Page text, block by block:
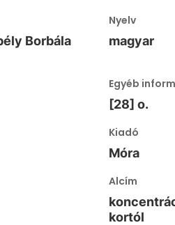
Borbála
Nyelv
magyar
Egyéb
[28] o.
Kiadó
Móra
Alcím
kortól